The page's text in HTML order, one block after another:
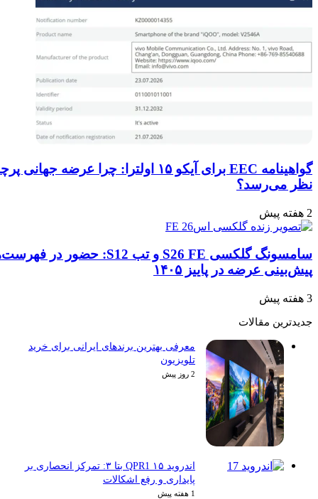
گواهینامه EEC برای آیکو ۱۵ اولترا: چرا عرضه جهانی پرچمدار جدید قطعی به
سامسونگ گلکسی S26 FE و تب S12: حضور در فهرست‌های آنلاین گوگل و
معرفی بهترین برندهای ایرانی برای خرید
تلویزیون
اندروید ۱۵ QPR1 بتا ۳: تمرکز انحصاری بر